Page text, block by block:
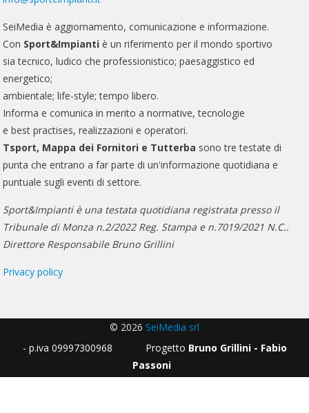
SeiMedia è aggiornamento, comunicazione e informazione.
Con Sport&Impianti è un riferimento per il mondo sportivo
sia tecnico, ludico che professionistico; paesaggistico ed
energetico;
ambientale; life-style; tempo libero.
Informa e comunica in merito a normative, tecnologie
e best practises, realizzazioni e operatori.
Tsport, Mappa dei Fornitori e Tutterba sono tre testate di
punta che entrano a far parte di un'informazione quotidiana e
puntuale sugli eventi di settore.
Sport&Impianti è una testata quotidiana registrata presso il
Tribunale di Monza n.2/2022 Reg. Stampa e n.7019/2021 N.C..
Direttore Responsabile Bruno Grillini
Privacy policy
© 2026 SeiMedia srl
- p.iva 09997300968 Progetto Bruno Grillini - Fabio
Passoni